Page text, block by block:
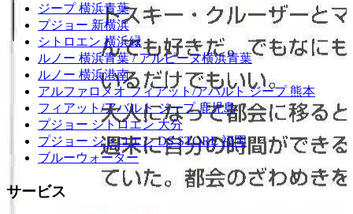
ジープ 横浜青葉
プジョー 新横浜
シトロエン 横浜緑
ルノー 横浜青葉 / アルピーヌ横浜青葉
ルノー 横浜港南
アルファロメオ フィアット/アバルト ジープ 熊本
フィアット/アバルト ジープ 鹿児島
プジョー シトロエン 大分
プジョー シトロエン DS STORE 福岡
ブルーウォーター
サービス